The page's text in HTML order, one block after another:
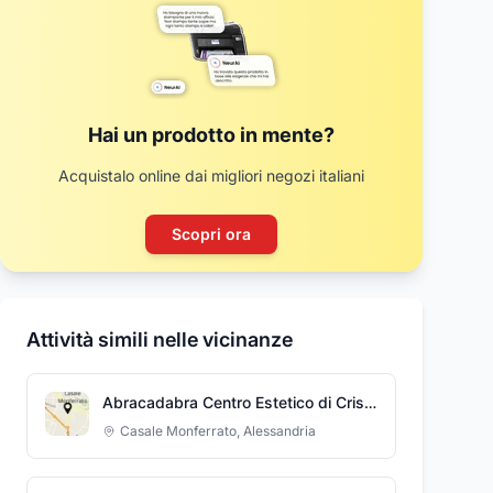
Hai un prodotto in mente?
Acquistalo online dai migliori negozi italiani
Scopri ora
Attività simili nelle vicinanze
Abracadabra Centro Estetico di Cristina Longhi
Casale Monferrato, Alessandria